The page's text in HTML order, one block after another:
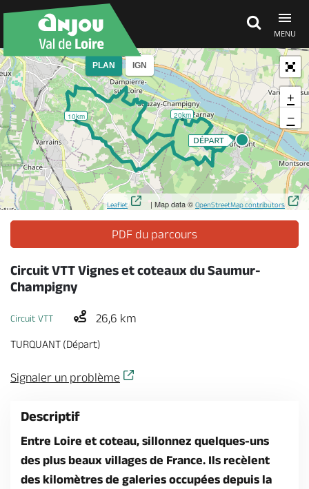
MENU
Découvrir
À voir, à faire
Agenda
Dormir, manger
Séjours, cadeaux
Billetterie en ligne
Brochures & Cartes
PLAN IGN
20km
10km
+
−
Leaflet | Map data © OpenStreetMap contributors
PDF du parcours
Circuit VTT Vignes et coteaux du Saumur-
Champigny
Circuit VTT 26,6 km
TURQUANT (Départ)
Signaler un problème
Descriptif
Entre Loire et coteau, sillonnez quelques-uns
des plus beaux villages de France. Ils recèlent
des kilomètres de galeries occupées depuis la